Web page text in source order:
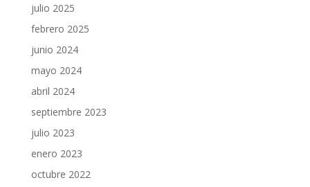
julio 2025
febrero 2025
junio 2024
mayo 2024
abril 2024
septiembre 2023
julio 2023
enero 2023
octubre 2022